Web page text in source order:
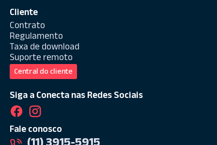
Cliente
Contrato
Regulamento
Taxa de download
Suporte remoto
Central do cliente
Siga a Conecta nas Redes Sociais
Fale conosco